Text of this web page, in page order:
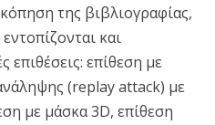
της βιβλιογραφίας,
και
επιθέσεις: επίθεση με
(replay attack) με
με μάσκα 3D, επίθεση